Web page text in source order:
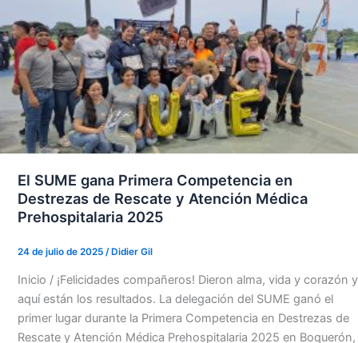
El SUME gana Primera Competencia en
Destrezas de Rescate y Atención Médica
Prehospitalaria 2025
24 de julio de 2025 /Didier Gil
Inicio / ¡Felicidades compañeros! Dieron alma, vida y corazón y
aquí están los resultados. La delegación del SUME ganó el
primer lugar durante la Primera Competencia en Destrezas de
Rescate y Atención Médica Prehospitalaria 2025 en Boquerón,